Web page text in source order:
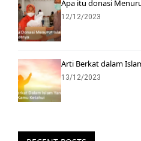
Apa itu donasi
12/12/2023
Arti Berkat dalam
13/12/2023